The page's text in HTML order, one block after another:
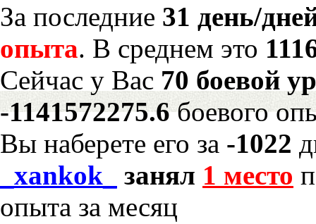
За последние 31 день/
опыта. В среднем это
Сейчас у Вас 70 боевой
-1141572275.6боевого
Вы наберете его за -1022
_xankok_
занял 1 место
опыта за месяц